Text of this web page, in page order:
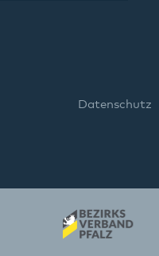
Datenschutz